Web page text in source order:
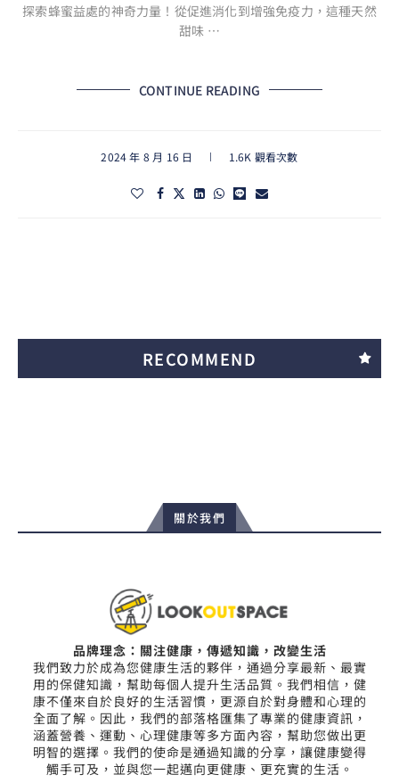
探索蜂蜜益處的神奇力量！從促進消化到增強免疫力，這種天然
甜味 …
CONTINUE READING
2024 年 8 月 16 日 1.6K 觀看次數
RECOMMEND
關於我們
品牌理念：關注健康，傳遞知識，改變生活
我們致力於成為您健康生活的夥伴，通過分享最新、最實
用的保健知識，幫助每個人提升生活品質。我們相信，健
康不僅來自於良好的生活習慣，更源自於對身體和心理的
全面了解。因此，我們的部落格匯集了專業的健康資訊，
涵蓋營養、運動、心理健康等多方面內容，幫助您做出更
明智的選擇。我們的使命是通過知識的分享，讓健康變得
觸手可及，並與您一起邁向更健康、更充實的生活。